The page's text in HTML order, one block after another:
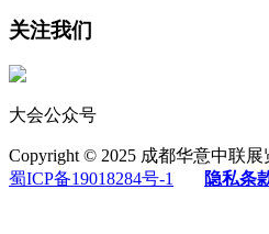
关注我们
大会公众号
Copyright © 2025 成都华意中联展
蜀ICP备19018284号-1
隐私条